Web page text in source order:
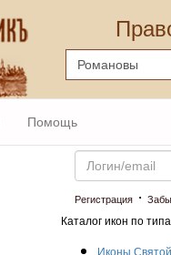
Помощь
Email
Регистрация·
Каталог икон по
Иконы